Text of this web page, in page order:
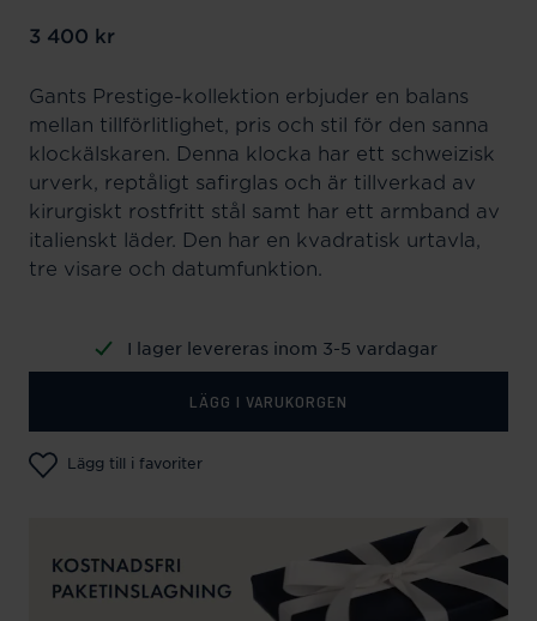
Pris:3 400 kr
3 400 kr
Gants Prestige-kollektion erbjuder en balans
mellan tillförlitlighet, pris och stil för den sanna
klockälskaren. Denna klocka har ett schweizisk
urverk, reptåligt safirglas och är tillverkad av
kirurgiskt rostfritt stål samt har ett armband av
italienskt läder. Den har en kvadratisk urtavla,
tre visare och datumfunktion.
I lager levereras inom 3-5 vardagar
LÄGG I VARUKORGEN
Lägg till i favoriter